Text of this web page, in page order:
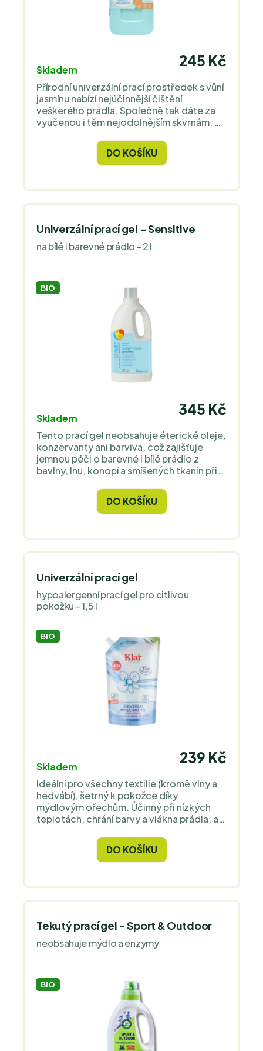
Skladem
245 Kč
Přírodní univerzální prací prostředek s vůní
jasmínu nabízí nejúčinnější čištění
veškerého prádla. Společně tak dáte za
vyučenou i těm nejodolnějším skvrnám. S
zvládne vyčistit prádlo i při 20 °C.
DO KOŠÍKU
Univerzální prací gel - Sensitive
na bílé i barevné prádlo - 2 l
BIO
Skladem
345 Kč
Tento prací gel neobsahuje éterické oleje,
konzervanty ani barviva, což zajišťuje
jemnou péči o barevné i bílé prádlo z
bavlny, lnu, konopí a smíšených tkanin při
DO KOŠÍKU
Univerzální prací gel
hypoalergenní prací gel pro citlivou
pokožku - 1,5 l
BIO
Skladem
239 Kč
Ideální pro všechny textilie (kromě vlny a
hedvábí), šetrný k pokožce díky
mýdlovým ořechům. Účinný při nízkých
teplotách, chrání barvy a vlákna prádla, a
Bez parfemace a enzymů, vhodný pro
alergiky a citlivou pokožku.
DO KOŠÍKU
Tekutý prací gel - Sport & Outdoor
neobsahuje mýdlo a enzymy
BIO